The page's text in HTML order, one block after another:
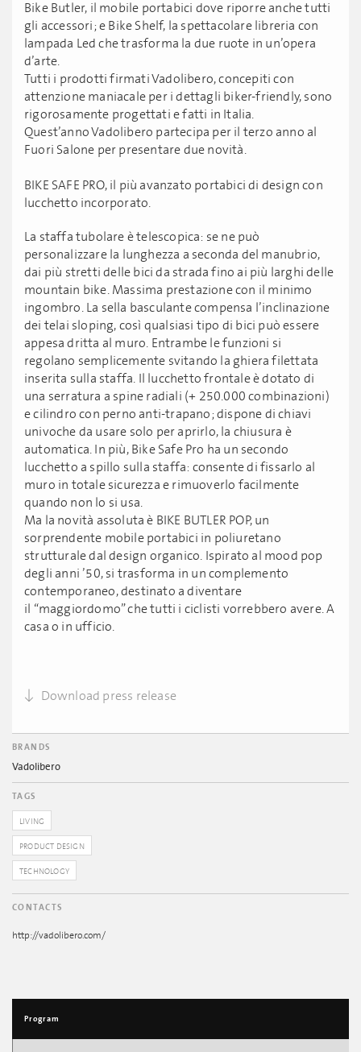
Bike Butler, il mobile portabici dove riporre anche tutti
gli accessori; e Bike Shelf, la spettacolare libreria con
lampada Led che trasforma la due ruote in un’opera
d’arte.
Tutti i prodotti firmati Vadolibero, concepiti con
attenzione maniacale per i dettagli biker-friendly, sono
rigorosamente progettati e fatti in Italia.
Quest’anno Vadolibero partecipa per il terzo anno al
Fuori Salone per presentare due novità.
BIKE SAFE PRO, il più avanzato portabici di design con
lucchetto incorporato.
La staffa tubolare è telescopica: se ne può
personalizzare la lunghezza a seconda del manubrio,
dai più stretti delle bici da strada fino ai più larghi delle
mountain bike. Massima prestazione con il minimo
ingombro. La sella basculante compensa l’inclinazione
dei telai sloping, così qualsiasi tipo di bici può essere
appesa dritta al muro. Entrambe le funzioni si
regolano semplicemente svitando la ghiera filettata
inserita sulla staffa. Il lucchetto frontale è dotato di
una serratura a spine radiali (+ 250.000 combinazioni)
e cilindro con perno anti-trapano; dispone di chiavi
univoche da usare solo per aprirlo, la chiusura è
automatica. In più, Bike Safe Pro ha un secondo
lucchetto a spillo sulla staffa: consente di fissarlo al
muro in totale sicurezza e rimuoverlo facilmente
quando non lo si usa.
Ma la novità assoluta è BIKE BUTLER POP, un
sorprendente mobile portabici in poliuretano
strutturale dal design organico. Ispirato al mood pop
degli anni ’50, si trasforma in un complemento
contemporaneo, destinato a diventare
il “maggiordomo” che tutti i ciclisti vorrebbero avere. A
casa o in ufficio.
Download press release
BRANDS
Vadolibero
TAGS
LIVING
PRODUCT DESIGN
TECHNOLOGY
CONTACTS
http://vadolibero.com/
Program